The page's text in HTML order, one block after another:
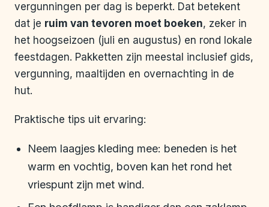
vergunningen per dag is beperkt. Dat betekent
dat je ruim van tevoren moet boeken, zeker in
het hoogseizoen (juli en augustus) en rond lokale
feestdagen. Pakketten zijn meestal inclusief gids,
vergunning, maaltijden en overnachting in de
hut.
Praktische tips uit ervaring:
Neem laagjes kleding mee: beneden is het
warm en vochtig, boven kan het rond het
vriespunt zijn met wind.